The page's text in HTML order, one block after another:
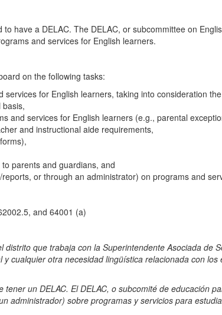
have a DELAC. The DELAC, or subcommittee on
and services for English learners.
on the following tasks:
for English learners, taking into consideration
and services for English learners (e.g., parental
and instructional aide requirements,
parents and guardians, and
or through an administrator) on programs and
and 64001 (a)
que trabaja con la Superintendente Asociada de
cualquier otra necesidad lingüística relacionada con los
un DELAC. El DELAC, o subcomité de educación
administrador) sobre programas y servicios para